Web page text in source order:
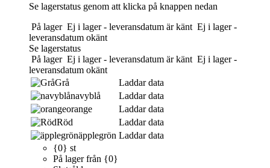
Se lagerstatus genom att klicka på knappen nedan
På lager Ej i lager - leveransdatum är känt Ej i lager -
leveransdatum okänt
Se lagerstatus
På lager Ej i lager - leveransdatum är känt Ej i lager -
leveransdatum okänt
Grå
Laddar data
navyblå
Laddar data
orange
Laddar data
Röd
Laddar data
äpplegrön Laddar data
{0} st
På lager från {0}